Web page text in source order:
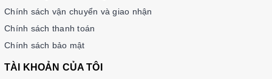
Chính sách vận chuyển và giao nhận
Chính sách thanh toán
Chính sách bảo mật
TÀI KHOẢN CỦA TÔI